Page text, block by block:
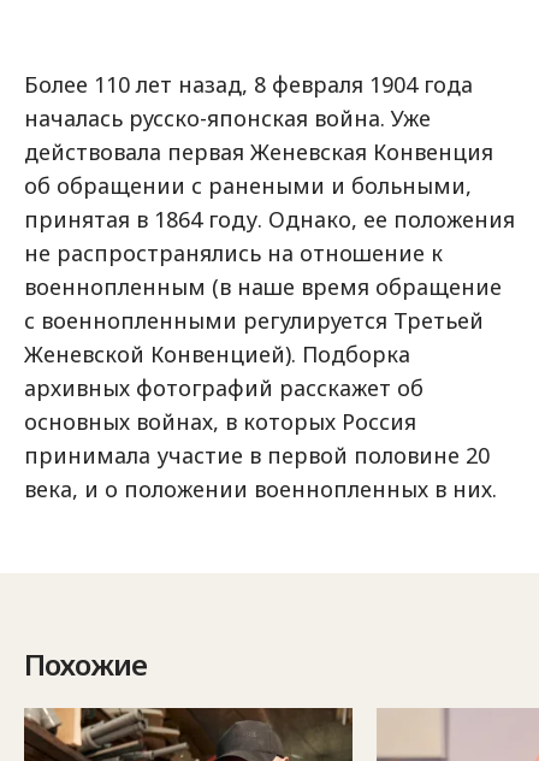
Более 110 лет назад, 8 февраля 1904 года
началась русско-японская война. Уже
действовала первая Женевская Конвенция
об обращении с ранеными и больными,
принятая в 1864 году. Однако, ее положения
не распространялись на отношение к
военнопленным (в наше время обращение
с военнопленными регулируется Третьей
Женевской Конвенцией). Подборка
архивных фотографий расскажет об
основных войнах, в которых Россия
принимала участие в первой половине 20
века, и о положении военнопленных в них.
Похожие